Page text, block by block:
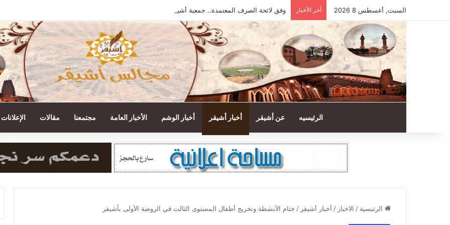
السبت, أغسطس 8 2026 آخر الأخبار وفق لائحة الصرف المعتمدة.. جمعية أشيقر تودع مستحقات الزكاة في حسابات المستفيدين
الرئيسيه عن أشيقر أخبار أشيقر أخبار الوشم الأخبار العامة مجتمعنا مقالات الإعلانات
الرئيسية / الاخبار / أخبار أشيقر / ختام الأنشطة وتخريج أطفال المستوى الثالث في الروضة الأولى بأشيقر